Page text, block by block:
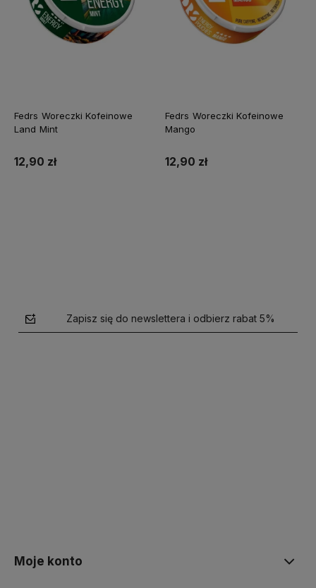
Fedrs Woreczki Kofeinowe
Land Mint
12,90 zł
Fedrs Woreczki Kofeinowe
Mango
12,90 zł
Zapisz się do newslettera i odbierz rabat 5%
Moje konto